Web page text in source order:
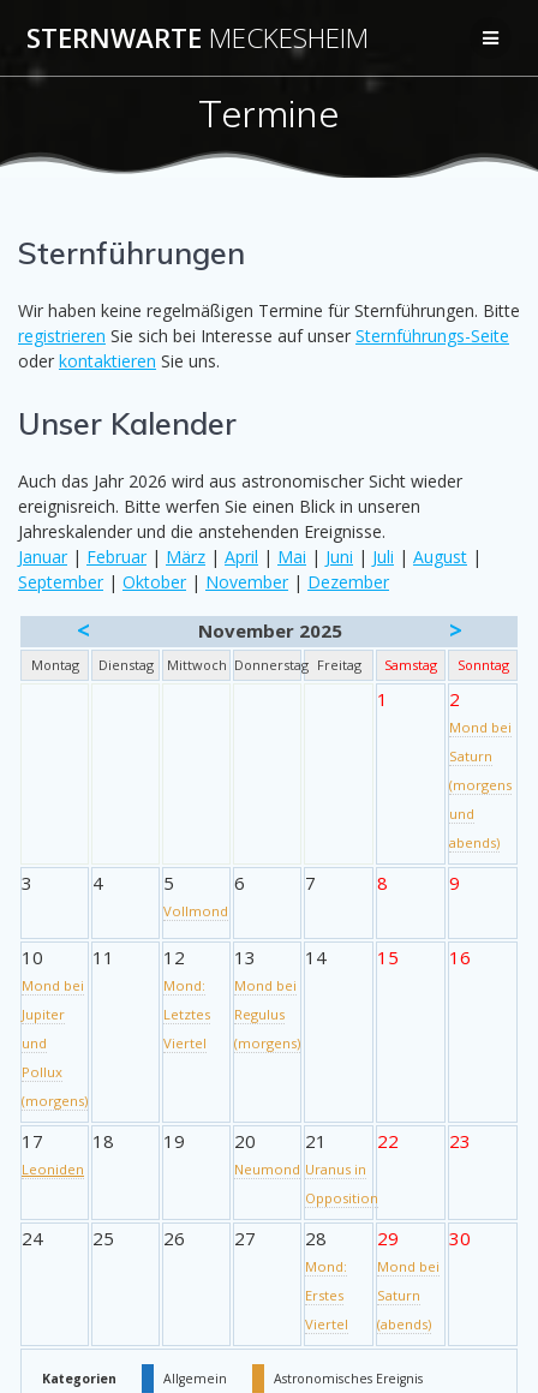
InhaltSTERNWARTE MECKESHEIM
Termine
Sternführungen
Wir haben keine regelmäßigen Termine für Sternführungen. Bitte
registrieren Sie sich bei Interesse auf unser Sternführungs-Seite
oder kontaktieren Sie uns.
Unser Kalender
Auch das Jahr 2026 wird aus astronomischer Sicht wieder
ereignisreich. Bitte werfen Sie einen Blick in unseren
Jahreskalender und die anstehenden Ereignisse.
Januar | Februar | März | April | Mai | Juni | Juli | August |
September | Oktober | November | Dezember
< November 2025 >
Montag Dienstag Mittwoch Donnerstag Freitag Samstag Sonntag
1 2
Mond bei
Saturn
(morgens
und
abends)
3 4 5
Vollmond
6 7 8 9
10
Mond bei
Jupiter
und
Pollux
(morgens)
11 12
Mond:
Letztes
Viertel
13
Mond bei
Regulus
(morgens)
14 15 16
17
Leoniden
18 19 20
Neumond
21
Uranus in
Opposition
22 23
24 25 26 27 28
Mond:
Erstes
Viertel
29
Mond bei
Saturn
(abends)
30
Kategorien Allgemein Astronomisches Ereignis